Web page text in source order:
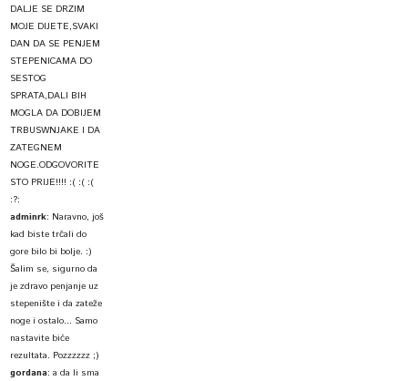
DALJE SE DRZIM
MOJE DIJETE,SVAKI
DAN DA SE PENJEM
STEPENICAMA DO
SESTOG
SPRATA,DALI BIH
MOGLA DA DOBIJEM
TRBUSWNJAKE I DA
ZATEGNEM
NOGE.ODGOVORITE
STO PRIJE!!!! :( :( :(
:?:
adminrk: Naravno, još
kad biste trčali do
gore bilo bi bolje. :)
Šalim se, sigurno da
je zdravo penjanje uz
stepenište i da zateže
noge i ostalo... Samo
nastavite biće
rezultata. Pozzzzzz ;)
gordana:a da li sma